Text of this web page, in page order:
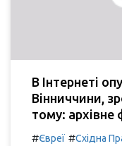
В Інтернеті
Вінниччини,
тому: архівне
#Євреї #Східна